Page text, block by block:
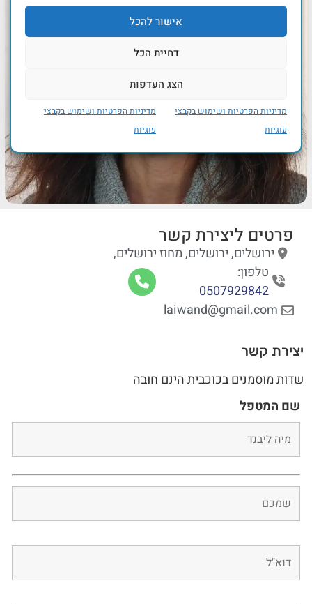
אישור להכל
דחיית הכל
הצג העדפות
מדיניות הפרטיות ושימוש בקבצי
עוגיות
מדיניות הפרטיות ושימוש בקבצי
עוגיות
פרטים ליצירת קשר
ירושלים, ירושלים, מחוז ירושלים,
טלפון:
0507929842
laiwand@gmail.com
יצירת קשר
שדות מוסמנים בכוכבית הינם חובה
שם המטפל